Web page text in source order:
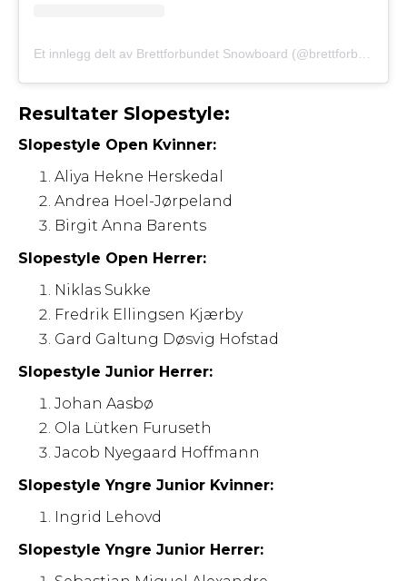
Et innlegg delt av Brettforbundet Snowboard (@brettforbundet_snow)
Resultater Slopestyle:
Slopestyle Open Kvinner:
Aliya Hekne Herskedal
Andrea Hoel-Jørpeland
Birgit Anna Barents
Slopestyle Open Herrer:
Niklas Sukke
Fredrik Ellingsen Kjærby
Gard Galtung Døsvig Hofstad
Slopestyle Junior Herrer:
Johan Aasbø
Ola Lütken Furuseth
Jacob Nyegaard Hoffmann
Slopestyle Yngre Junior Kvinner:
Ingrid Lehovd
Slopestyle Yngre Junior Herrer: